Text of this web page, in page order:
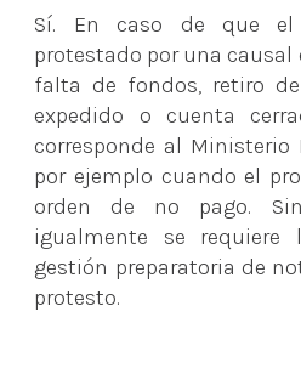
Sí. En caso de que el
protestado por una
falta de fondos, retiro
expedido o cuenta
corresponde al Ministerio
por ejemplo cuando el
orden de no pago.
igualmente se
gestión preparatoria de
protesto.